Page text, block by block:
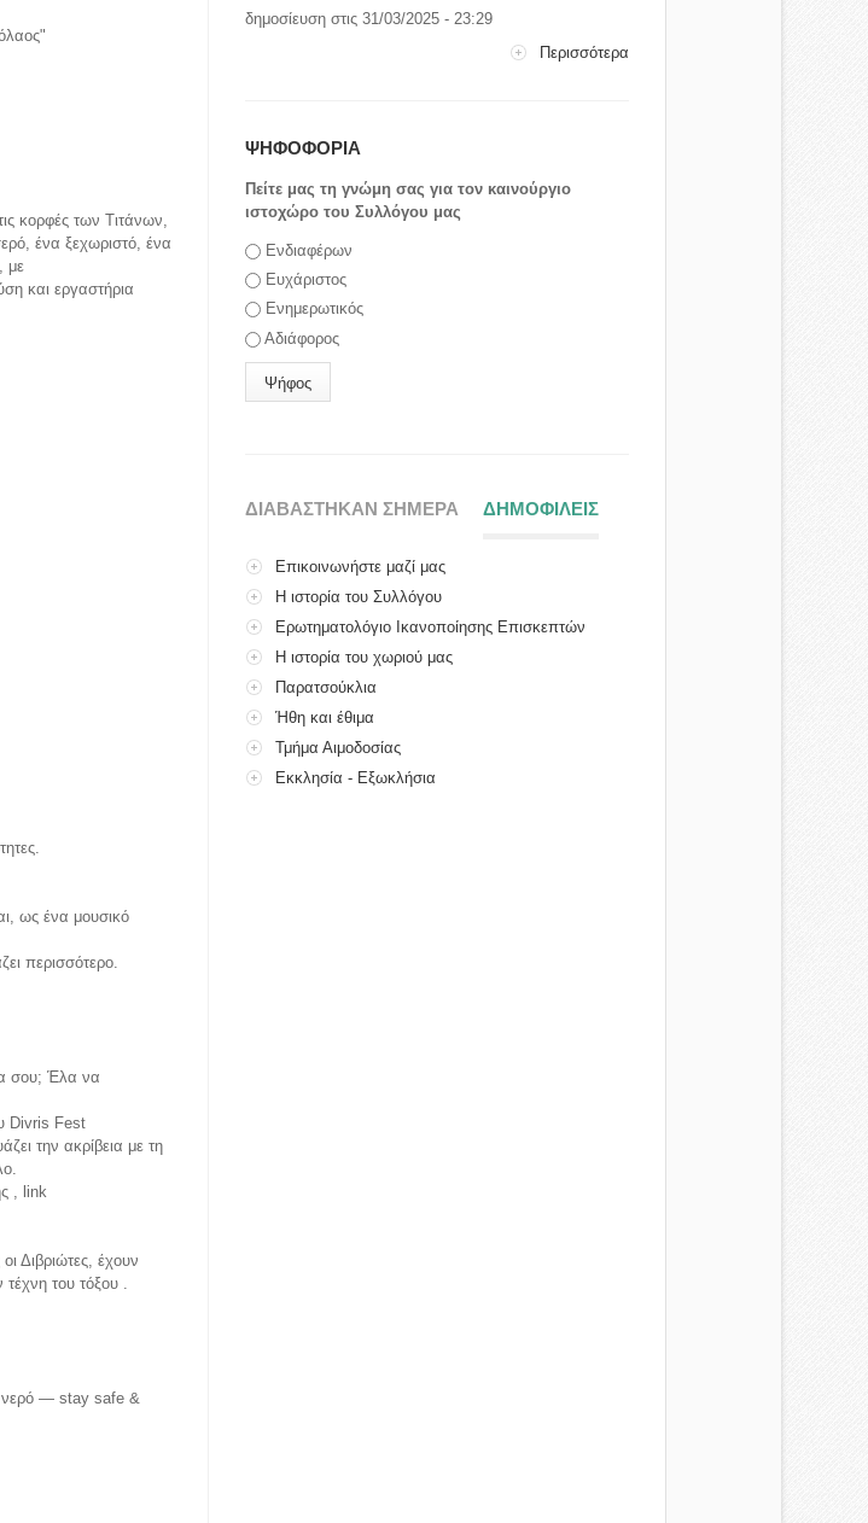
κορφές των Τιτάνων,
ένα ξεχωριστό, ένα
με
και εργαστήρια
ως ένα μουσικό
περισσότερο.
σου; Έλα να
Divris Fest
την ακρίβεια με τη
, link
Διβριώτες, έχουν
του τόξου .
νερό — stay safe &
δημοσίευση στις 31/03/2025 - 23:29
Περισσότερα
ΨΗΦΟΦΟΡΙΑ
Πείτε μας τη γνώμη σας για τον καινούργιο
ιστοχώρο του Συλλόγου μας
Επιλογές
Ενδιαφέρων
Ευχάριστος
Ενημερωτικός
Αδιάφορος
ΔΙΑΒΑΣΤΗΚΑΝ ΣΗΜΕΡΑ ΔΗΜΟΦΙΛΕΙΣ
Επικοινωνήστε μαζί μας
Η ιστορία του Συλλόγου
Ερωτηματολόγιο Ικανοποίησης Επισκεπτών
Η ιστορία του χωριού μας
Παρατσούκλια
Ήθη και έθιμα
Τμήμα Αιμοδοσίας
Εκκλησία - Εξωκλήσια